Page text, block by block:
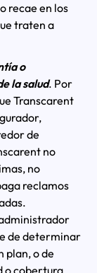
recae en los
traten a
o
la salud. Por
Transcarent
de
no
no
reclamos
de determinar
plan, o de